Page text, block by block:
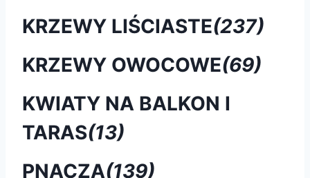
KRZEWY LIŚCIASTE(237)
KRZEWY OWOCOWE(69)
KWIATY NA BALKON I
TARAS(13)
PNĄCZA(139)